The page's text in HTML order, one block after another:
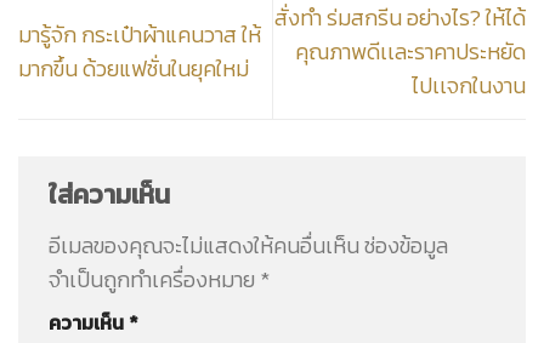
มารู้จัก กระเป๋าผ้าแคนวาส ให้
มากขึ้น ด้วยแฟชั่นในยุคใหม่
สั่งทำ ร่มสกรีน อย่างไร? ให้ได้
คุณภาพดีเเละราคาประหยัด
ไปเเจกในงาน
ใส่ความเห็น
อีเมลของคุณจะไม่แสดงให้คนอื่นเห็นช่องข้อมูล
จำเป็นถูกทำเครื่องหมาย *
ความเห็น *